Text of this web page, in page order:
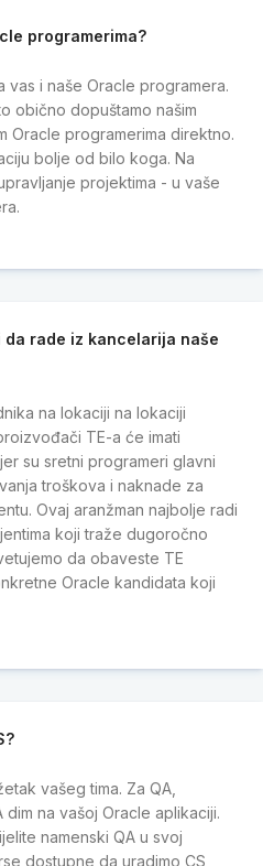
programerima?
i naše Oracle programera.
obično dopuštamo našim
Oracle programerima direktno.
bolje od bilo koga. Na
projektima - u vaše
rade iz kancelarija naše
na lokaciji na lokaciji
TE-a će imati
su sretni programeri glavni
troškova i naknade za
Ovaj aranžman najbolje radi
koji traže dugoročno
da obaveste TE
Oracle kandidata koji
vašeg tima. Za QA,
na vašoj Oracle aplikaciji.
namenski QA u svoj
dostupne da uradimo CS